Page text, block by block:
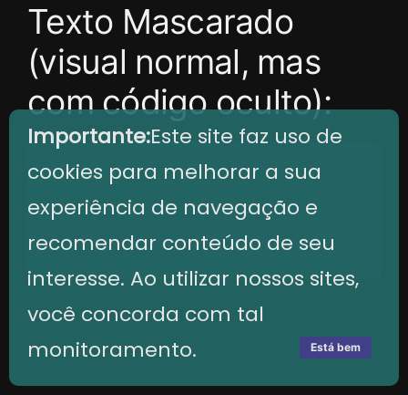
Texto Mascarado
(visual normal, mas
com código oculto):
Importante:Este site faz uso de
cookies para melhorar a sua
experiência de navegação e
recomendar conteúdo de seu
interesse. Ao utilizar nossos sites,
você concorda com tal
monitoramento.
Está bem